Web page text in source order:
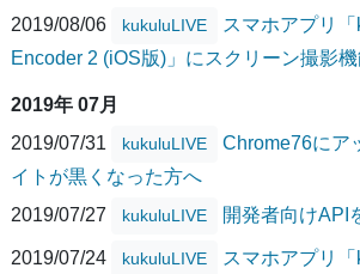
2019/08/06
kukuluLIVE
スマホアプリ
Encoder 2 (iOS版)」にスクリーン撮影
2019年 07月
2019/07/31
kukuluLIVE
Chrome76にア
イトが黒くなった方へ
2019/07/27
kukuluLIVE 開発者向けAPI
2019/07/24 kukuluLIVE
スマホアプリ